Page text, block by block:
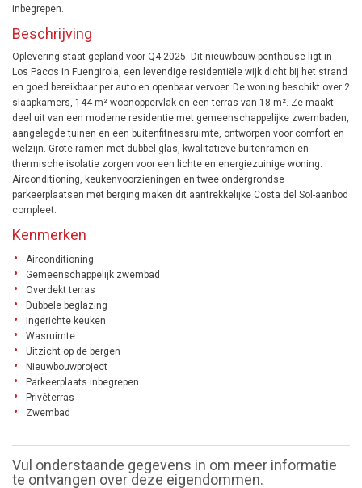
inbegrepen.
Beschrijving
Oplevering staat gepland voor Q4 2025. Dit nieuwbouw penthouse ligt in
Los Pacos in Fuengirola, een levendige residentiële wijk dicht bij het strand
en goed bereikbaar per auto en openbaar vervoer. De woning beschikt over 2
slaapkamers, 144 m² woonoppervlak en een terras van 18 m². Ze maakt
deel uit van een moderne residentie met gemeenschappelijke zwembaden,
aangelegde tuinen en een buitenfitnessruimte, ontworpen voor comfort en
welzijn. Grote ramen met dubbel glas, kwalitatieve buitenramen en
thermische isolatie zorgen voor een lichte en energiezuinige woning.
Airconditioning, keukenvoorzieningen en twee ondergrondse
parkeerplaatsen met berging maken dit aantrekkelijke Costa del Sol-aanbod
compleet.
Kenmerken
Airconditioning
Gemeenschappelijk zwembad
Overdekt terras
Dubbele beglazing
Ingerichte keuken
Wasruimte
Uitzicht op de bergen
Nieuwbouwproject
Parkeerplaats inbegrepen
Privéterras
Zwembad
Vul onderstaande gegevens in om meer informatie
te ontvangen over deze eigendommen.